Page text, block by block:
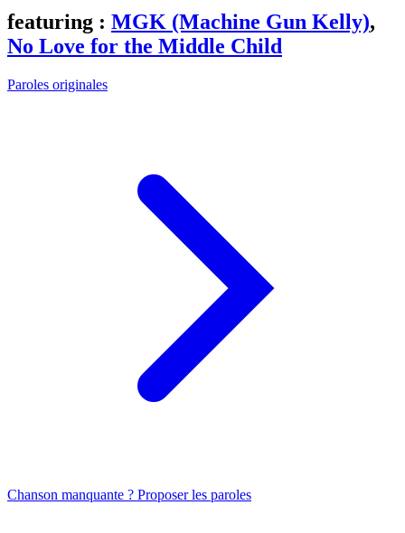
featuring : MGK (Machine Gun Kelly),
No Love for the Middle Child
Paroles originales
Chanson manquante ? Proposer les paroles